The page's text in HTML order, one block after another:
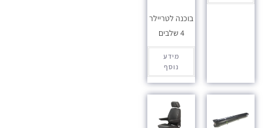
בוכנה לטריילר
מידע
נוסף